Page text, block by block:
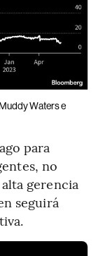
Waters e
para
no
gerencia
seguirá